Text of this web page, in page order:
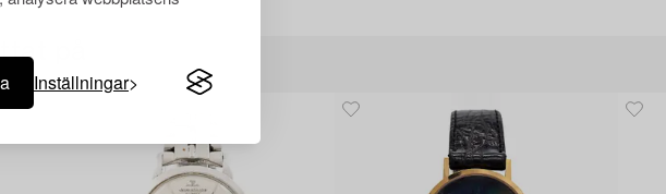
Inställningar
på